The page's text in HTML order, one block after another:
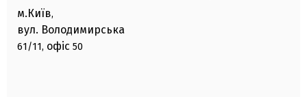
м.Київ,
вул. Володимирська
61/11, офіс 50